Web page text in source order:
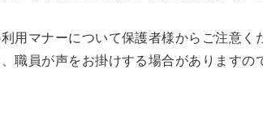
用マナーについて保護者様からご注意く
職員が声をお掛けする場合がありますの